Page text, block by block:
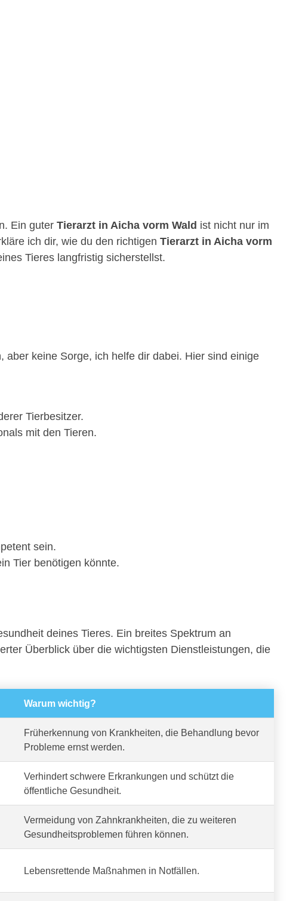
Ein guter Tierarzt in Aicha vorm Wald ist nicht nur im
ich dir, wie du den richtigen Tierarzt in Aicha vorm
Tieres langfristig sicherstellst.
aber keine Sorge, ich helfe dir dabei. Hier sind einige
Tierbesitzer.
mit den Tieren.
sein.
Tier benötigen könnte.
deines Tieres. Ein breites Spektrum an
Überblick über die wichtigsten Dienstleistungen, die
Warum wichtig?
Früherkennung von Krankheiten, die Behandlung bevor
Probleme ernst werden.
Verhindert schwere Erkrankungen und schützt die
öffentliche Gesundheit.
Vermeidung von Zahnkrankheiten, die zu weiteren
Gesundheitsproblemen führen können.
Lebensrettende Maßnahmen in Notfällen.